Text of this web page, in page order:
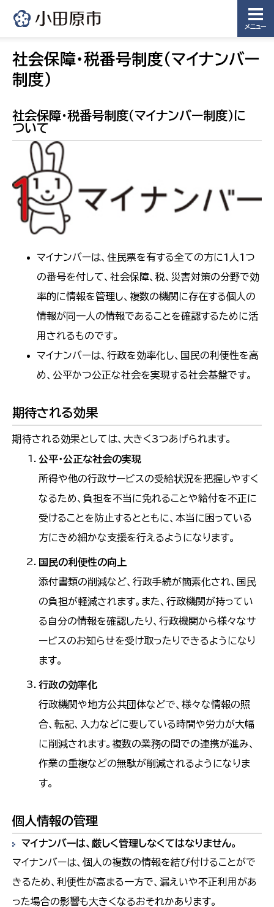
メニュー
社会保障・税番号制度（マイナンバー
制度）
社会保障・税番号制度（マイナンバー制度）に
ついて
マイナンバーは、住民票を有する全ての方に1人1つ
の番号を付して、社会保障、税、災害対策の分野で効
率的に情報を管理し、複数の機関に存在する個人の
情報が同一人の情報であることを確認するために活
用されるものです。
マイナンバーは、行政を効率化し、国民の利便性を高
め、公平かつ公正な社会を実現する社会基盤です。
期待される効果
期待される効果としては、大きく3つあげられます。
公平・公正な社会の実現
所得や他の行政サービスの受給状況を把握しやすく
なるため、負担を不当に免れることや給付を不正に
受けることを防止するとともに、本当に困っている
方にきめ細かな支援を行えるようになります。
国民の利便性の向上
添付書類の削減など、行政手続が簡素化され、国民
の負担が軽減されます。また、行政機関が持ってい
る自分の情報を確認したり、行政機関から様々なサ
ービスのお知らせを受け取ったりできるようになり
ます。
行政の効率化
行政機関や地方公共団体などで、様々な情報の照
合、転記、入力などに要している時間や労力が大幅
に削減されます。複数の業務の間での連携が進み、
作業の重複などの無駄が削減されるようになりま
す。
個人情報の管理
マイナンバーは、厳しく管理しなくてはなりません。
マイナンバーは、個人の複数の情報を結び付けることがで
きるため、利便性が高まる一方で、漏えいや不正利用があ
った場合の影響も大きくなるおそれかあります。